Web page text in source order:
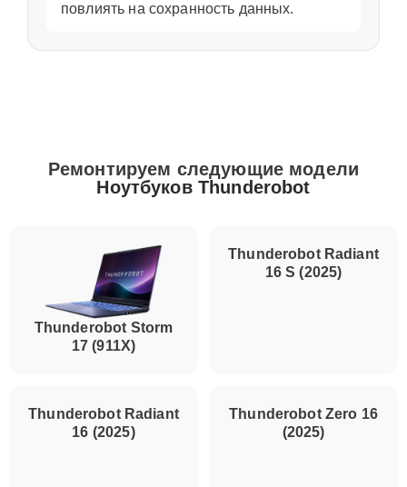
повлиять на сохранность данных.
Ремонтируем следующие модели
Ноутбуков Thunderobot
Thunderobot Storm
17 (911X)
Thunderobot Radiant
16 S (2025)
Thunderobot Radiant
16 (2025)